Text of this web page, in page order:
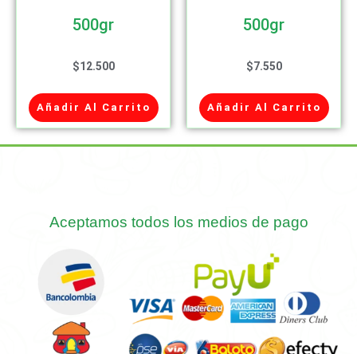
500gr
$12.500
Añadir Al Carrito
500gr
$7.550
Añadir Al Carrito
Aceptamos todos los medios de pago